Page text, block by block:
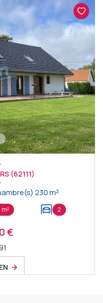
(62111)
Maison 9 pièce(s) 5 chambre(s) 230 m²
2
€